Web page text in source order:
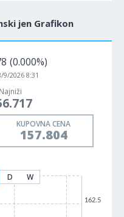
jen Grafikon
(0.000%)
9/2026 8:31
Najniži
KUPOVNA CENA
157.804
D W
162.5